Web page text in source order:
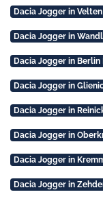
Dacia Jogger in
Dacia Jogger in
Dacia Jogger in
Dacia Jogger in
Dacia Jogger in
Dacia Jogger in
Dacia Jogger in
Dacia Jogger in